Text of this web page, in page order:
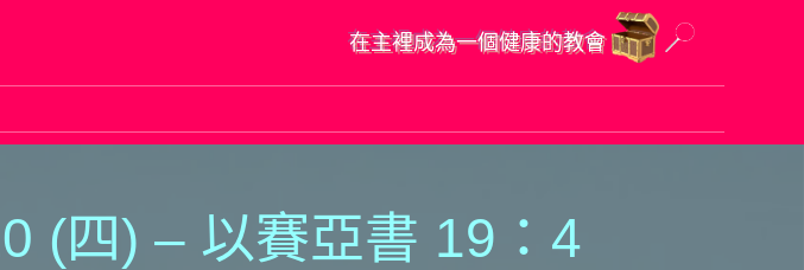
在主裡成為一個健康的教會
0 (四) – 以賽亞書 19：4